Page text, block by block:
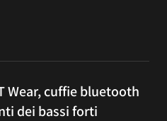
Wear, cuffie bluetooth
dei bassi forti